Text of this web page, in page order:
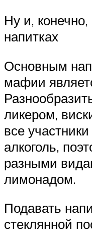
Ну и, конечно,
напитках
Основным
мафии
ликером,
все
алкоголь,
разными
лимонадом.
Подавать
стеклянной